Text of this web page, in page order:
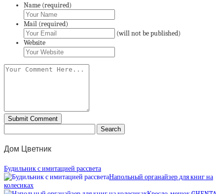
Name (required)
Mail (required)
(will not be published)
Website
Дом Цветник
Будильник с имитацией рассвета
Напольный органайзер для книг на
колесиках